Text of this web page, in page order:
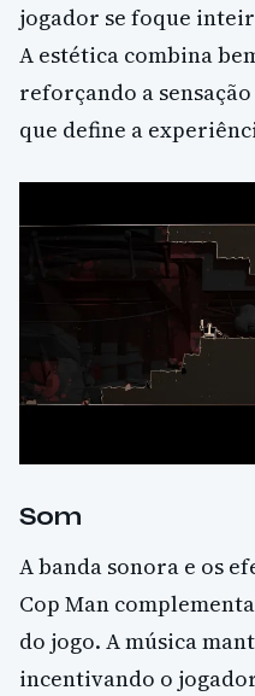
jogador se foque
A estética combina
reforçando a
que define a
Som
A banda sonora e os
Cop Man
do jogo. A música
incentivando o